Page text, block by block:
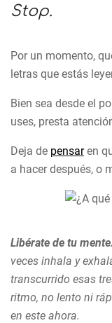
Stop.
Por un momento,
letras que estás
Bien sea desde el
uses, presta
Deja de pensaren
a hacer después, o
Libérate de tu mente.
veces inhala y
transcurrido esas
ritmo, no lento ni
en este ahora.